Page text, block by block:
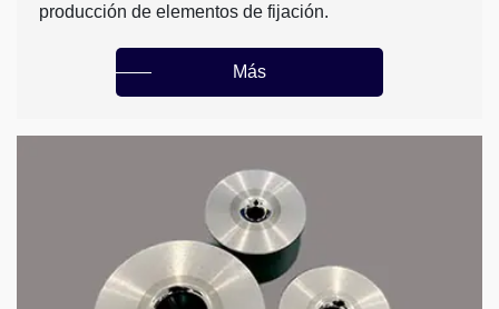
producción de elementos de fijación.
Más